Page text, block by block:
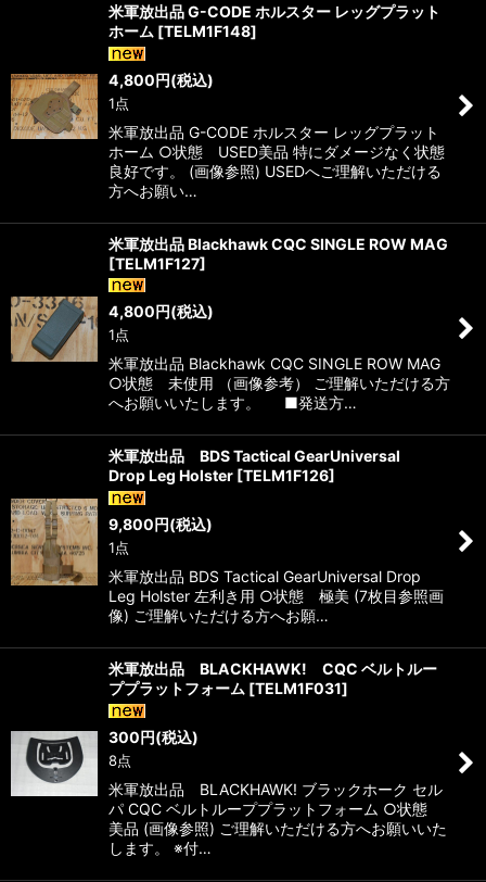
米軍放出品 G-CODE ホルスター レッグプラット
ホーム [TELM1F148]
4,800円(税込)
1点
米軍放出品 G-CODE ホルスター レッグプラット
ホーム ○状態 USED美品 特にダメージなく状態
良好です。 (画像参照) USEDへご理解いただける
方へお願い…
米軍放出品 Blackhawk CQC SINGLE ROW MAG
[TELM1F127]
4,800 円(税込)
1点
米軍放出品 Blackhawk CQC SINGLE ROW MAG
○状態 未使用 （画像参考） ご理解いただける方
へお願いいたします。 ■発送方…
米軍放出品 BDS Tactical GearUniversal
Drop Leg Holster [TELM1F126]
9,800円(税込)
1点
米軍放出品 BDS Tactical GearUniversal Drop
Leg Holster 左利き用 ○状態 極美 (7枚目参照画
像) ご理解いただける方へお願…
米軍放出品 BLACKHAWK! CQC ベルトルー
ププラットフォーム [TELM1F031]
300円(税込)
8点
米軍放出品 BLACKHAWK! ブラックホーク セル
パ CQC ベルトループプラットフォーム ○状態
美品 (画像参照) ご理解いただける方へお願いいた
します。 ※付…